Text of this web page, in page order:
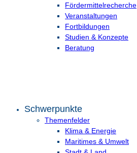
Fördermittelrecherche
Veranstaltungen
Fortbildungen
Studien & Konzepte
Beratung
Schwerpunkte
Themenfelder
Klima & Energie
Maritimes & Umwelt